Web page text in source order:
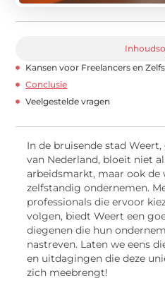
Kansen voor Freelancers en
Conclusie
Veelgestelde vragen
In de bruisende stad
van Nederland, bloeit niet
arbeidsmarkt, maar ook de
zelfstandig ondernemen.
professionals die ervoor
volgen, biedt Weert een
diegenen die hun
nastreven. Laten we eens
en uitdagingen die deze
zich meebrengt!